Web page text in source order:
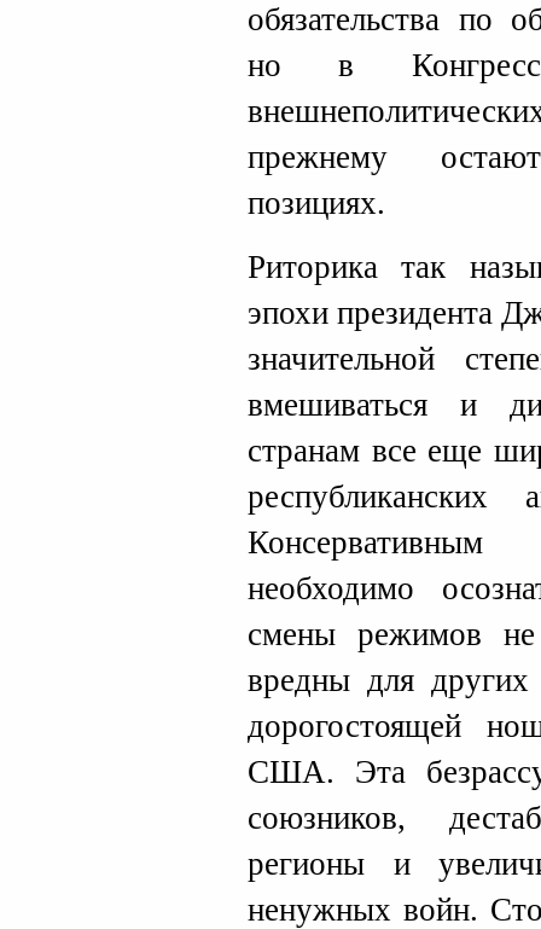
обязательства по
но в
прежнему
позициях.
Риторика так
эпохи президента
значительной
вмешиваться и
странам все еще
республиканских
необходимо
смены режимов не
вредны для
дорогостоящей
США. Эта
союзников,
регионы и
ненужных войн.